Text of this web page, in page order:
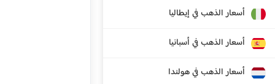
أسعار الذهب في إيطاليا
أسعار الذهب في أسبانيا
أسعار الذهب في هولندا